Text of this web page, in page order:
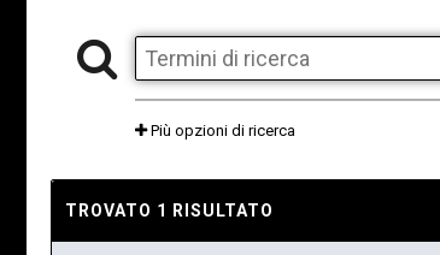
Più opzioni di ricerca
TROVATO 1 RISULTATO